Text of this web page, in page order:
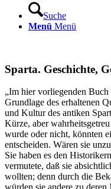
Suche
Menü Menü
Sparta. Geschichte,
„Im hier vorliegenden
Grundlage des erhaltenen
und Kultur des antiken
Kürze, aber
wurde oder nicht, könnten
entscheiden. Wären sie
Sie haben es den
vermutete, daß sie
wollten; denn durch die